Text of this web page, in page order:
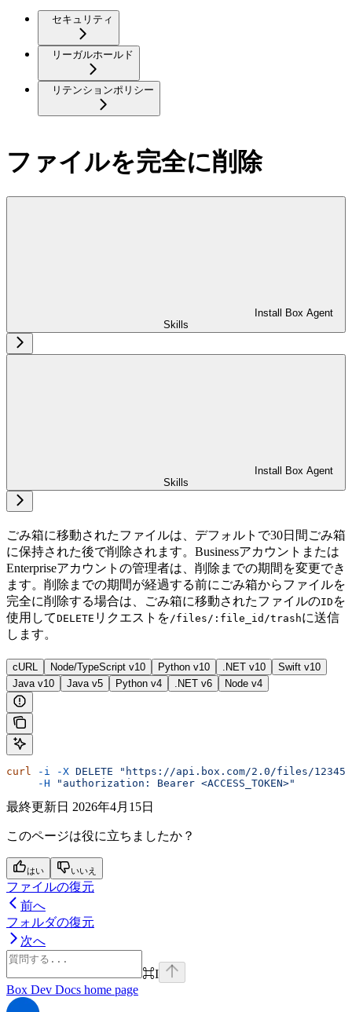
セキュリティ
リーガルホールド
リテンションポリシー
ファイルを完全に削除
Install Box Agent
Skills
Install Box Agent
Skills
ごみ箱に移動されたファイルは、デフォルトで30日間ごみ箱
に保持された後で削除されます。Businessアカウントまたは
Enterpriseアカウントの管理者は、削除までの期間を変更でき
ます。削除までの期間が経過する前にごみ箱からファイルを
完全に削除する場合は、ごみ箱に移動されたファイルのID を
使用してDELETE リクエストを/files/:file_id/trashに送信
します。
cURL Node/TypeScript v10 Python v10 .NET v10
Swift v10
Java v10
Java v5 Python v4 .NET v6 Node v4
curl -i -X DELETE "https://api.box.com/2.0/files/
     -H
"authorization: Bearer <ACCESS_TOKEN>"
最終更新日 2026年4月15日
このページは役に立ちましたか？
はい いいえ
ファイルの復元
前へ
フォルダの復元
次へ
⌘I
Box Dev Docs home page